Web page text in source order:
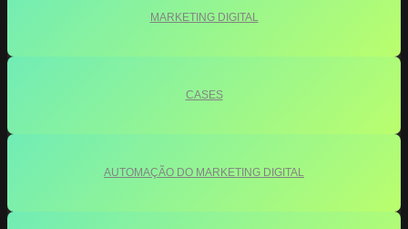
MARKETING DIGITAL
CASES
AUTOMAÇÃO DO MARKETING DIGITAL